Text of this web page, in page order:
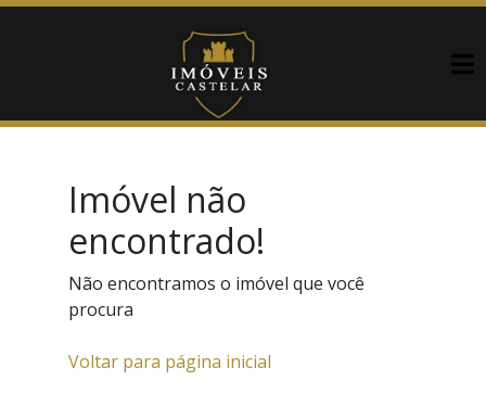
Imóvel não
encontrado!
Não encontramos o imóvel que você
procura
Voltar para página inicial